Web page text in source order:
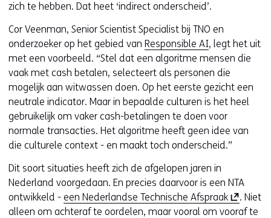
zich te hebben. Dat heet ‘indirect onderscheid’.
Cor Veenman, Senior Scientist Specialist bij TNO en
onderzoeker op het gebied van Responsible AI, legt het uit
met een voorbeeld. “Stel dat een algoritme mensen die
vaak met cash betalen, selecteert als personen die
mogelijk aan witwassen doen. Op het eerste gezicht een
neutrale indicator. Maar in bepaalde culturen is het heel
gebruikelijk om vaker cash-betalingen te doen voor
normale transacties. Het algoritme heeft geen idee van
die culturele context - en maakt toch onderscheid.”
Dit soort situaties heeft zich de afgelopen jaren in
Nederland voorgedaan. En precies daarvoor is een NTA
ontwikkeld - een Nederlandse Technische Afspraak(
o
. Niet
alleen om achteraf te oordelen, maar vooral om vooraf te